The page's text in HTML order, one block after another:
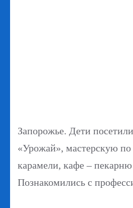
Запорожье. Дети
«Урожай», мастерскую по
карамели, кафе –
Познакомились с